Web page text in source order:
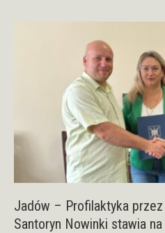
Jadów – Profilaktyka
Santoryn Nowinki stawia